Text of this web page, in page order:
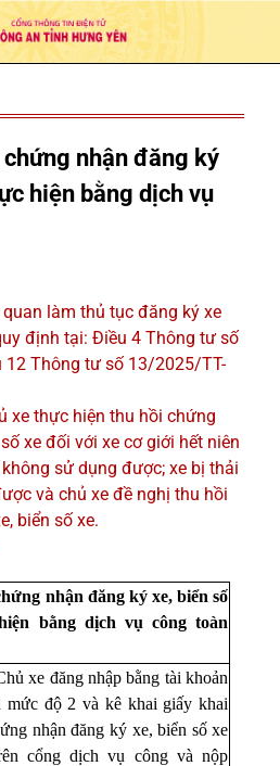
nhận đăng ký
hiện bằng dịch vụ
làm thủ tục đăng ký xe
định tại: Điều 4 Thông tư số
12 Thông tư số 13/2025/TT-
xe thực hiện thu hồi chứng
xe đối với xe cơ giới hết niên
sử dụng được; xe bị thải
và chủ xe đề nghị thu hồi
biển số xe.
nhận đăng ký xe, biển số
bằng dịch vụ công toàn
xe đăng nhập bằng tài khoản
mức độ 2 và kê khai giấy khai
nhận đăng ký xe, biển số xe
cổng dịch vụ công và nộp